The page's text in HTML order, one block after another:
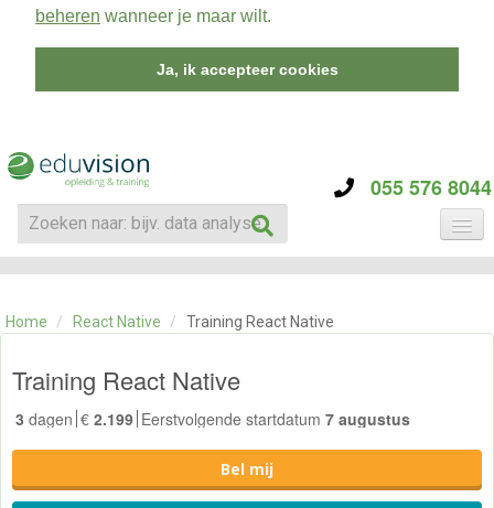
beheren wanneer je maar wilt.
Ja, ik accepteer cookies
055 576 8044
CATEGORIE
OVER ONS
SKILLS ALCHEMIST
Home / React Native / Training React Native
Training React Native
3 dagen € 2.199 Eerstvolgende startdatum 7 augustus
Bel mij